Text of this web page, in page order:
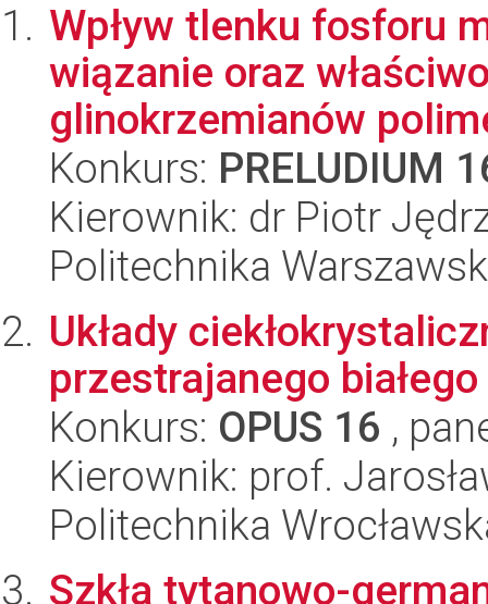
Wpływ tlenku fosforu
wiązanie oraz
glinokrzemianów
Konkurs: PRELUDIUM
Kierownik: dr Piotr
Politechnika
Układy
przestrajanego
Konkurs: OPUS 16 ,
Kierownik: prof.
Politechnika
Szkła tytanowo-